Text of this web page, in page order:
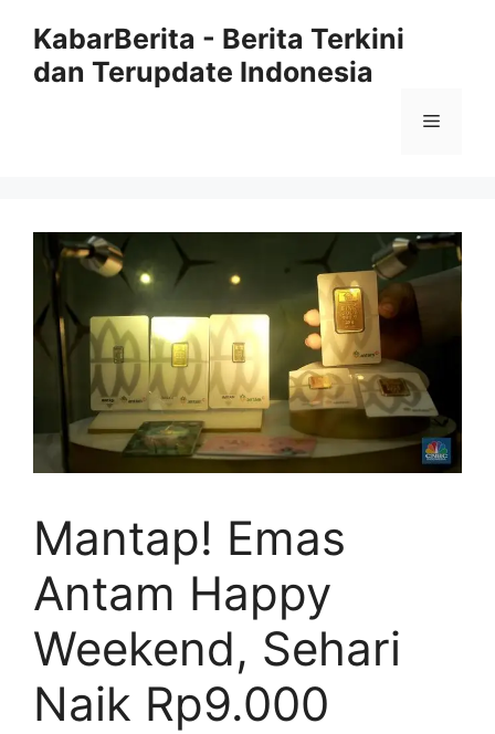
KabarBerita - Berita Terkini
dan Terupdate Indonesia
Menu
Mantap! Emas
Antam Happy
Weekend, Sehari
Naik Rp9.000